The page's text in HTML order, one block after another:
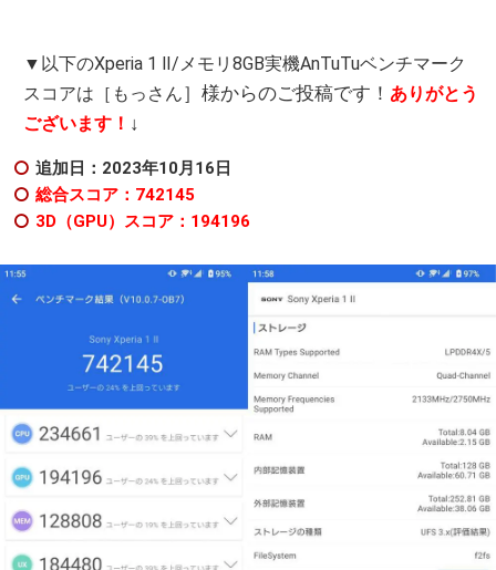
▼以下のXperia 1 Ⅱ/メモリ8GB実機AnTuTuベンチマーク
スコアは［もっさん］様からのご投稿です！ ありがとう
ございます！ ↓
追加日：2023年10月16日
総合スコア：742145
3D（GPU）スコア：194196